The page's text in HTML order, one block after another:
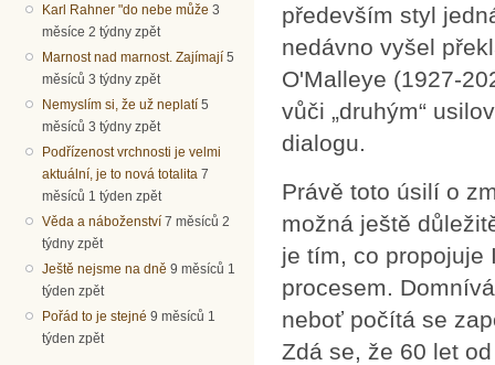
Karl Rahner "do nebe může 3
měsíce 2 týdny zpět
Marnost nad marnost. Zajímají 5
měsíců 3 týdny zpět
Nemyslím si, že už neplatí 5
měsíců 3 týdny zpět
Podřízenost vrchnosti je velmi
aktuální, je to nová totalita 7
měsíců 1 týden zpět
Věda a náboženství 7 měsíců 2
týdny zpět
Ještě nejsme na dně 9 měsíců 1
týden zpět
Pořád to je stejné 9 měsíců 1
týden zpět
především styl
nedávno vyšel
O'Malleye (1927-
vůči „druhým“
dialogu.
Právě toto úsilí o
možná ještě
je tím, co propojuje
procesem.
neboť počítá se
Zdá se, že 60 let